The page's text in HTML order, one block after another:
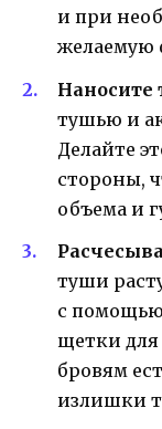
и при
желаемую
Наносите
тушью и
Делайте
стороны,
объема и
туши
с
щетки для
бровям
излишки